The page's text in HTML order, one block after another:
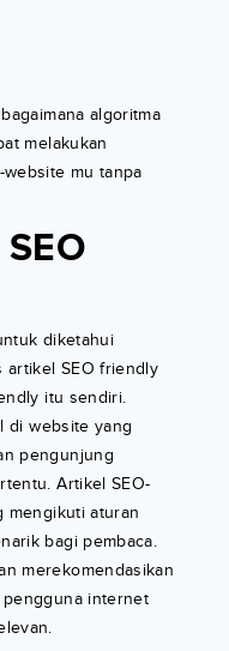
algoritma
melakukan
mu tanpa
diketahui
artikel SEO friendly
itu sendiri.
di website yang
pengunjung
Artikel SEO-
mengikuti aturan
bagi pembaca.
merekomendasikan
pengguna internet